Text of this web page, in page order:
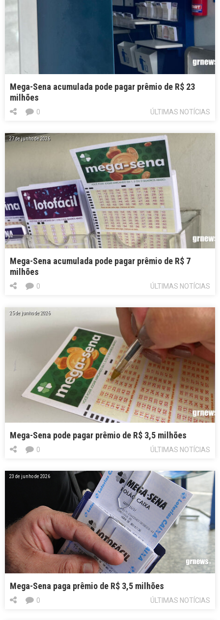
Mega-Sena acumulada pode pagar prêmio de R$ 23
milhões
ÚLTIMAS NOTÍCIAS
0
27 de junho de 2026
Mega-Sena acumulada pode pagar prêmio de R$ 7
milhões
ÚLTIMAS NOTÍCIAS
0
25 de junho de 2026
Mega-Sena pode pagar prêmio de R$ 3,5 milhões
ÚLTIMAS NOTÍCIAS
0
23 de junho de 2026
Mega-Sena paga prêmio de R$ 3,5 milhões
ÚLTIMAS NOTÍCIAS
0